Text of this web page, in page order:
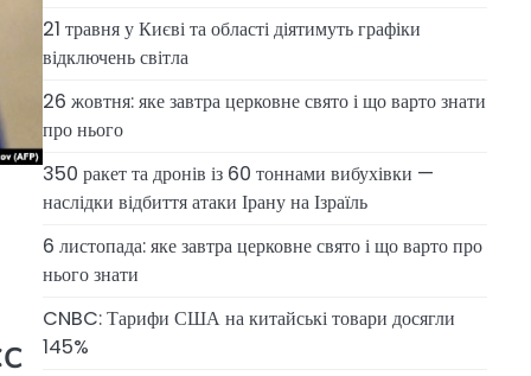
21 травня у Києві та області діятимуть графіки
відключень світла
26 жовтня: яке завтра церковне свято і що варто знати
про нього
350 ракет та дронів із 60 тоннами вибухівки —
наслідки відбиття атаки Ірану на Ізраїль
6 листопада: яке завтра церковне свято і що варто про
нього знати
CNBC: Тарифи США на китайські товари досягли
145%